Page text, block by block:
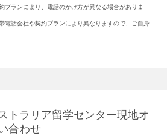
プランにより、電話のかけ方が異なる場合がありま
電話会社や契約プランにより異なりますので、ご自身
トラリア留学センター現地オ
合わせ